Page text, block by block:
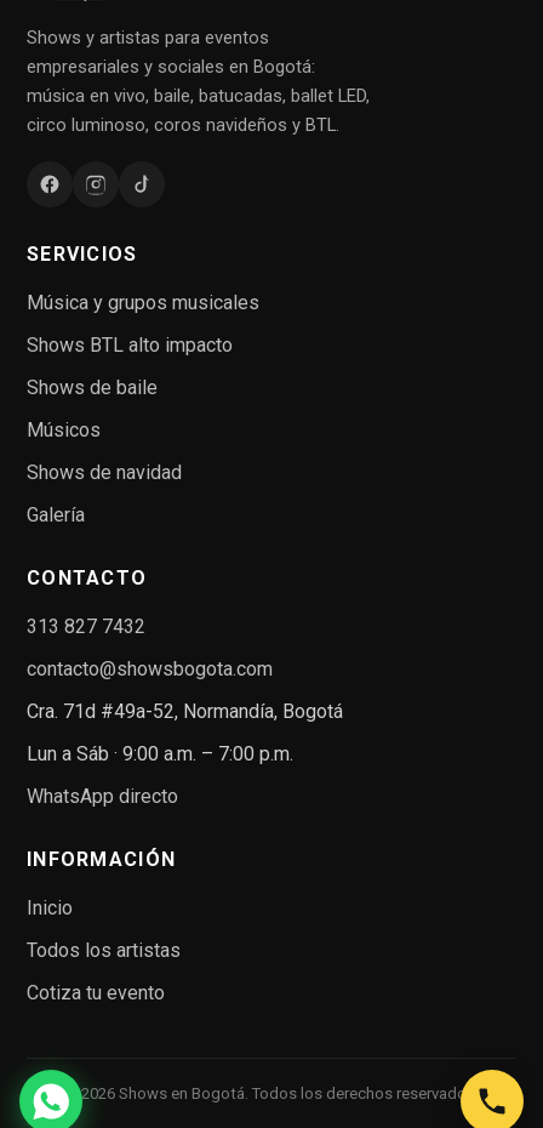
Shows y artistas para eventos
empresariales y sociales en Bogotá:
música en vivo, baile, batucadas, ballet LED,
circo luminoso, coros navideños y BTL.
SERVICIOS
Música y grupos musicales
Shows BTL alto impacto
Shows de baile
Músicos
Shows de navidad
Galería
CONTACTO
313 827 7432
contacto@showsbogota.com
Cra. 71d #49a-52, Normandía, Bogotá
Lun a Sáb · 9:00 a.m. – 7:00 p.m.
WhatsApp directo
INFORMACIÓN
Inicio
Todos los artistas
Cotiza tu evento
© 2026 Shows en Bogotá. Todos los derechos reservados.